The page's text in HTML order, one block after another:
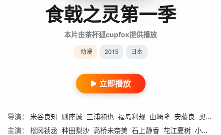
食戟之灵第一季
本片由茶杯狐cupfox提供播放
动漫 2015 日本
立即播放
导演： 米谷良知 则座诚 三浦和也 福岛利规 山崎隆 安藤良 奥野浩行
主演：
松冈祯丞 种田梨沙 高桥未奈美 石上静香 花江夏树 小野友树